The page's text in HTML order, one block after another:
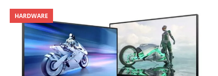
HARDWARE